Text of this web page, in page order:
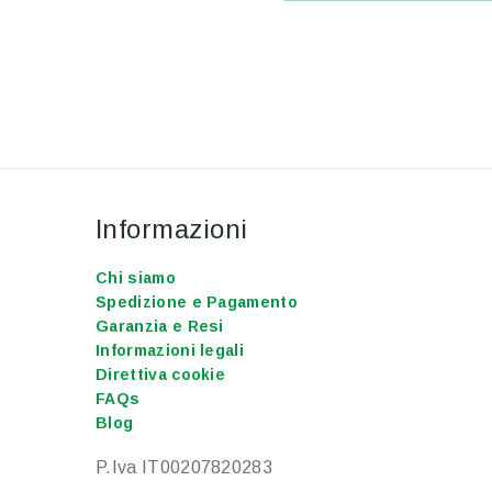
Informazioni
Chi siamo
Spedizione e Pagamento
Garanzia e Resi
Informazioni legali
Direttiva cookie
FAQs
Blog
P.Iva IT00207820283